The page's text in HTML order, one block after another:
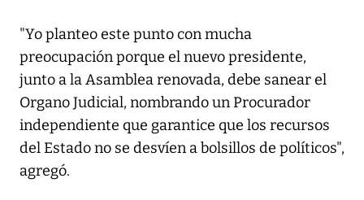
"Yo planteo este punto con mucha
preocupación porque el nuevo presidente,
junto a la Asamblea renovada, debe sanear el
Organo Judicial, nombrando un Procurador
independiente que garantice que los recursos
del Estado no se desvíen a bolsillos de políticos",
agregó.